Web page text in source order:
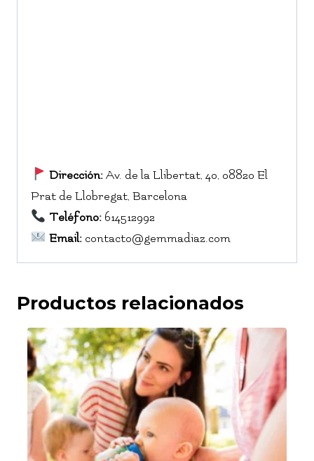
Dirección:Av. de la Llibertat, 40, 08820 El
Prat de Llobregat, Barcelona
Teléfono:614512992
Email:contacto@gemmadiaz.com
Productos relacionados